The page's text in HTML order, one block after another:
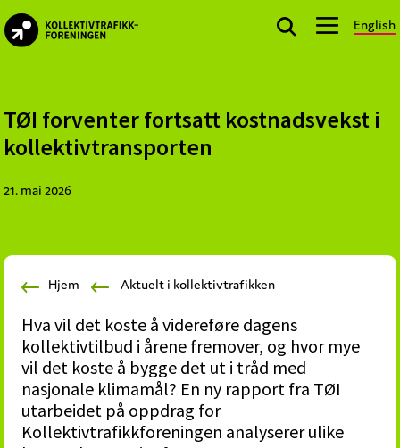
Skip
to
Skip
to
Skip
to
English
offentlige
aktører
planlegger,
kollektivtrafikk-
mobilitetstjenester
TØI forventer fortsatt kostnadsvekst i
kollektivtransporten
21. mai 2026
Hjem Aktuelt i kollektivtrafikken
Hva vil det koste å videreføre dagens
kollektivtilbud i årene fremover, og hvor mye
vil det koste å bygge det ut i tråd med
nasjonale klimamål? En ny rapport fra TØI
utarbeidet på oppdrag for
Kollektivtrafikkforeningen analyserer ulike